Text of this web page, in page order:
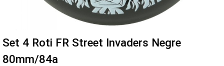
Set 4 Roti FR Street Invaders Negre
80mm/84a